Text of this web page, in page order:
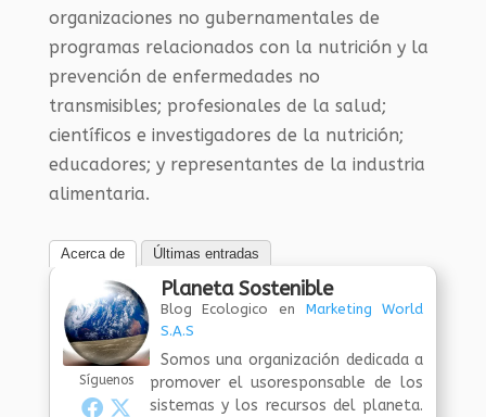
organizaciones no gubernamentales de
programas relacionados con la nutrición y la
prevención de enfermedades no
transmisibles; profesionales de la salud;
científicos e investigadores de la nutrición;
educadores; y representantes de la industria
alimentaria.
Acerca de Últimas entradas
Síguenos
Planeta Sostenible
Blog Ecologico en Marketing World
S.A.S
Somos una organización dedicada a
promover el usoresponsable de los
sistemas y los recursos del planeta.